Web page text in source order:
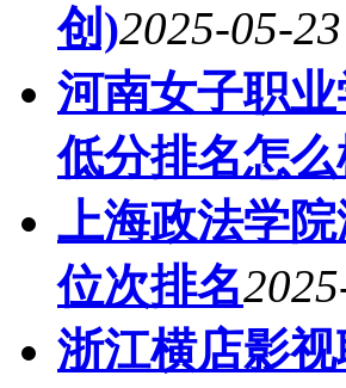
创)2025-05-
河南女子职
低分排名怎
上海政法学
位次排名
浙江横店影